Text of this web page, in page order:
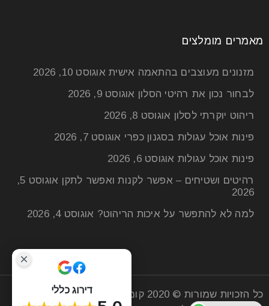
מטבח בעיצוב פתוח: איך להפוך את האי
21 יונ
מאמרים מומלצים
מזנונים מעוצבים בהתאמה אישית אוגוסט 10, 2026
לבחור נכון את רהיטי הסלון אוגוסט 9, 2026
ריהוט יוקרתי לסלון אוגוסט 8, 2026
פינות אוכל עגולות בסגנון כפרי אוגוסט 7, 2026
פינות אוכל עגולות אוגוסט 6, 2026
רהיטים ושטיחים – אפשר לקנות ואפשר לתקן
אוגוסט 5,
2026
למה לא להתפשר על איכות הריהוט? אוגוסט 4, 2026
כל הזכויות שמורות © 2020 קומפי רהיטים | חנות רהיטים
דירוג כללי